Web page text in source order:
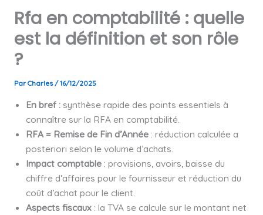
Rfa en comptabilité : quelle
est la définition et son rôle
?
Par Charles/16/12/2025
En bref :synthèse rapide des points essentiels à
connaître sur la RFA en comptabilité.
RFA = Remise de Fin d’Année: réduction calculée a
posteriori selon le volume d’achats.
Impact comptable: provisions, avoirs, baisse du
chiffre d’affaires pour le fournisseur et réduction du
coût d’achat pour le client.
Aspects fiscaux: la TVA se calcule sur le montant net